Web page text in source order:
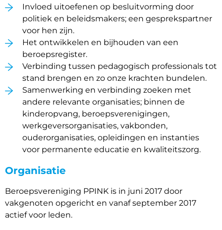
Invloed uitoefenen op besluitvorming door
politiek en beleidsmakers; een gesprekspartner
voor hen zijn.
Het ontwikkelen en bijhouden van een
beroepsregister.
Verbinding tussen pedagogisch professionals tot
stand brengen en zo onze krachten bundelen.
Samenwerking en verbinding zoeken met
andere relevante organisaties; binnen de
kinderopvang, beroepsverenigingen,
werkgeversorganisaties, vakbonden,
ouderorganisaties, opleidingen en instanties
voor permanente educatie en kwaliteitszorg.
Organisatie
Beroepsvereniging PPINK is in juni 2017 door
vakgenoten opgericht en vanaf september 2017
actief voor leden.